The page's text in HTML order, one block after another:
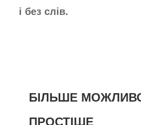
БІЛЬШЕ
ПРОСТІШЕ
і без слів.